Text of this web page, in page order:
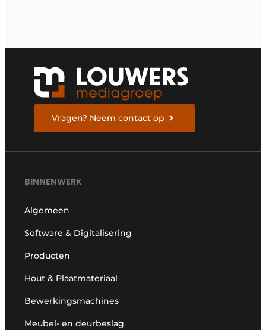
Vragen? Neem contact op
BINNENWERK
Algemeen
Software & Digitalisering
Producten
Hout & Plaatmateriaal
Bewerkingsmachines
Meubel- en deurbeslag